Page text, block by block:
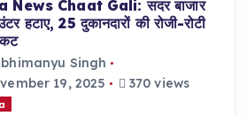
News Chaat Gali: सदर बाजार
हटाए, 25 दुकानदारों की रोजी-रोटी
Singh
19, 2025
370 views